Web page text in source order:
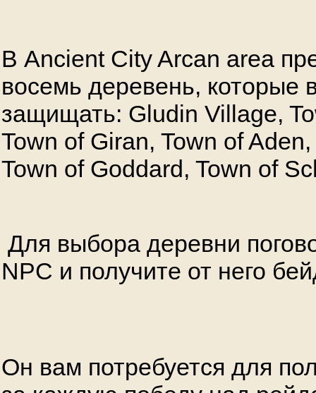
В Ancient City Arcan area
восемь деревень, которые
защищать: Gludin Village,
Town of Giran, Town of
Town of Goddard, Town of
Для выбора деревни
NPC и получите от него
Он вам потребуется для